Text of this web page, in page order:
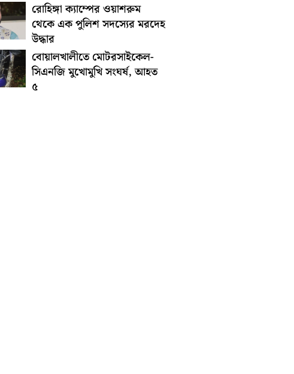
রোহিঙ্গা ক্যাম্পের ওয়াশরুম
থেকে এক পুলিশ সদস্যের মরদেহ
উদ্ধার
বোয়ালখালীতে মোটরসাইকেল-
সিএনজি মুখোমুখি সংঘর্ষ, আহত
৫